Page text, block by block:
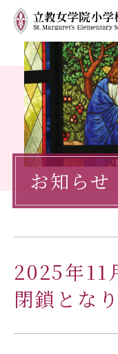
ホーム
学校紹介
小学校の教育
学校生活
お知らせ
お知らせ
2025年11
閉鎖となり